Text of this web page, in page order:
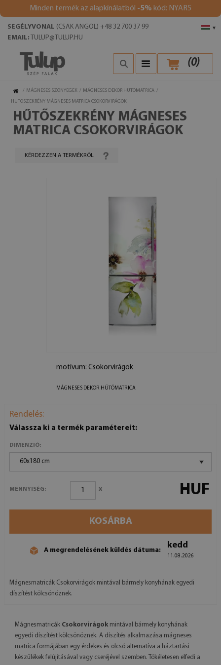
Minden termék az alapkínálatból -5% kód: NYAR5
▾
SEGÉLYVONAL (CSAK ANGOL) +48 32 700 37 99
EMAIL: TULUP@TULUP.HU
(0)
/ MÁGNESES SZŐNYEGEK / MÁGNESES DEKOR HŰTŐMATRICA /
HŰTŐSZEKRÉNY MÁGNESES MATRICA CSOKORVIRÁGOK
HŰTŐSZEKRÉNY MÁGNESES
MATRICA CSOKORVIRÁGOK
KÉRDEZZEN A TERMÉKRŐL
motívum: Csokorvirágok
MÁGNESES DEKOR HŰTŐMATRICA
Rendelés:
Válassza ki a termék paramétereit:
DIMENZIÓ:
60x180 cm
MENNYISÉG: x HUF
KOSÁRBA
A megrendelésének küldés dátuma:
kedd
11.08.2026
Mágnesmatricák Csokorvirágok mintával bármely konyhának egyedi
díszítést kölcsönöznek.
Mágnesmatricák Csokorvirágok mintával bármely konyhának
egyedi díszítést kölcsönöznek. A díszítés alkalmazása mágneses
matrica formájában egy érdekes és olcsó alternatíva a háztartási
készülékek felújításával vagy cseréjével szemben. Tökéletesen elfedi a